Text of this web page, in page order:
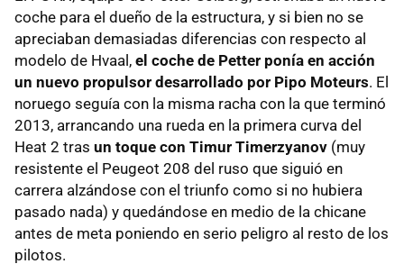
coche para el dueño de la estructura, y si bien no se
apreciaban demasiadas diferencias con respecto al
modelo de Hvaal, el coche de Petter ponía en acción
un nuevo propulsor desarrollado por Pipo Moteurs. El
noruego seguía con la misma racha con la que terminó
2013, arrancando una rueda en la primera curva del
Heat 2 tras un toque con Timur Timerzyanov (muy
resistente el Peugeot 208 del ruso que siguió en
carrera alzándose con el triunfo como si no hubiera
pasado nada) y quedándose en medio de la chicane
antes de meta poniendo en serio peligro al resto de los
pilotos.